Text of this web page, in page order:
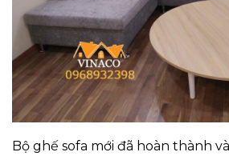
Bộ ghế sofa mới đã hoàn thành